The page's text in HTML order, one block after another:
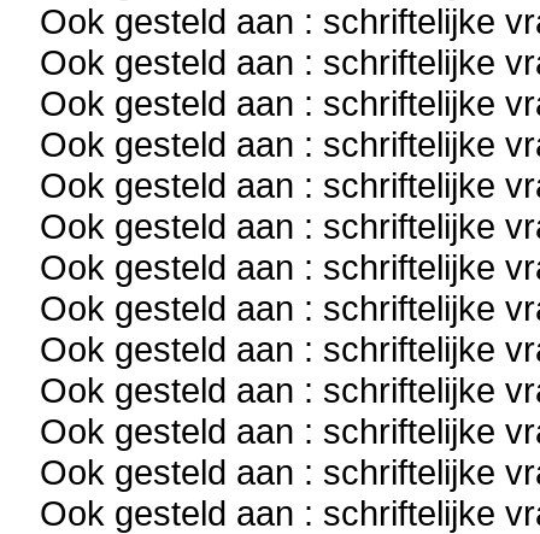
Ook gesteld aan : schriftelijke
Ook gesteld aan : schriftelijke
Ook gesteld aan : schriftelijke
Ook gesteld aan : schriftelijke
Ook gesteld aan : schriftelijke
Ook gesteld aan : schriftelijke
Ook gesteld aan : schriftelijke
Ook gesteld aan : schriftelijke
Ook gesteld aan : schriftelijke
Ook gesteld aan : schriftelijke
Ook gesteld aan : schriftelijke
Ook gesteld aan : schriftelijke
Ook gesteld aan : schriftelijke